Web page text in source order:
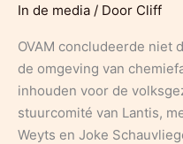
In de media / Door Cliff
OVAM concludeerde niet
de omgeving van
inhouden voor de
stuurcomité van Lantis,
Weyts en Joke